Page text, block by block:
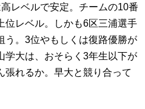
レベルで安定。チームの10番
位レベル。しかも6区三浦選手
う。3位やもしくは復路優勝が
学大は、おそらく3年生以下が
張れるか。早大と競り合って